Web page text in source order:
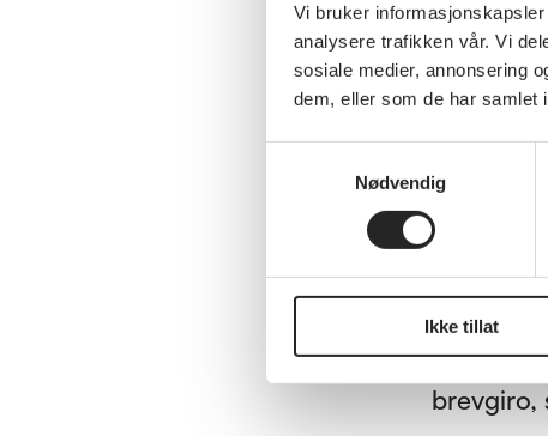
Vi bruker
analysere trafikken vår. Vi
sosiale medier, annonsering
dem, eller som de har samlet
Nødvendig
Ikke tillat
Målet
og
– I min
bruke
brevgiro,